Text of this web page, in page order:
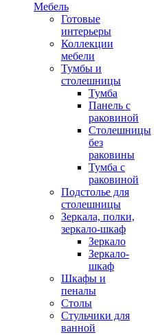
Мебель
Готовые
интерьеры
Коллекции
мебели
Тумбы и
столешницы
Тумба
Панель с
раковиной
Столешницы
без
раковины
Тумба с
раковиной
Подстолье для
столешницы
Зеркала, полки,
зеркало-шкаф
Зеркало
Зеркало-
шкаф
Шкафы и
пеналы
Столы
Стульчики для
ванной